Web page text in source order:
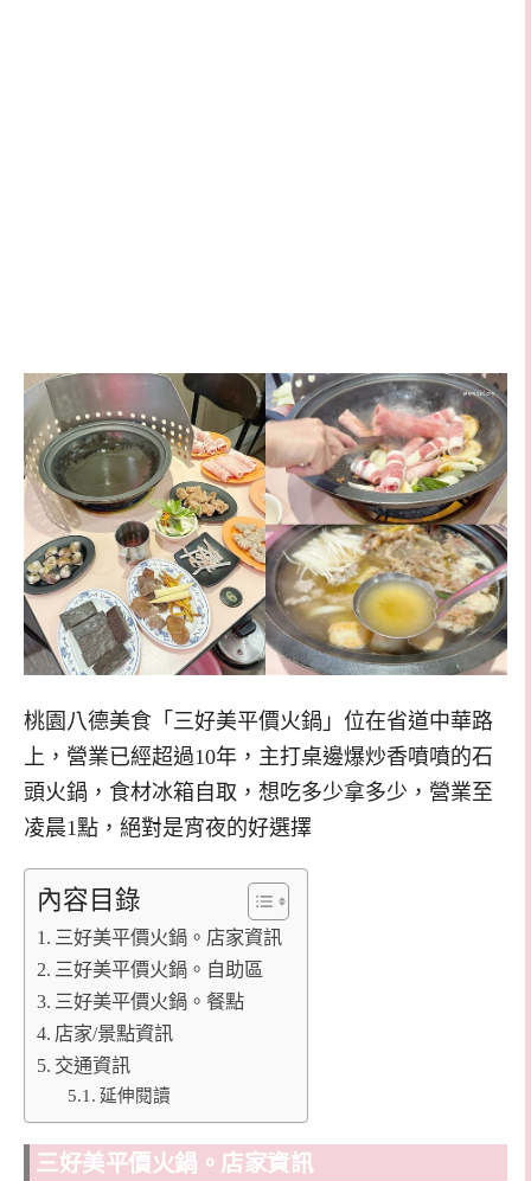
桃園八德美食「三好美平價火鍋」位在省道中華路
上，營業已經超過10年，主打桌邊爆炒香噴噴的石
頭火鍋，食材冰箱自取，想吃多少拿多少，營業至
凌晨1點，絕對是宵夜的好選擇
內容目錄
三好美平價火鍋。店家資訊
三好美平價火鍋。自助區
三好美平價火鍋。餐點
店家/景點資訊
交通資訊
延伸閱讀
三好美平價火鍋。店家資訊